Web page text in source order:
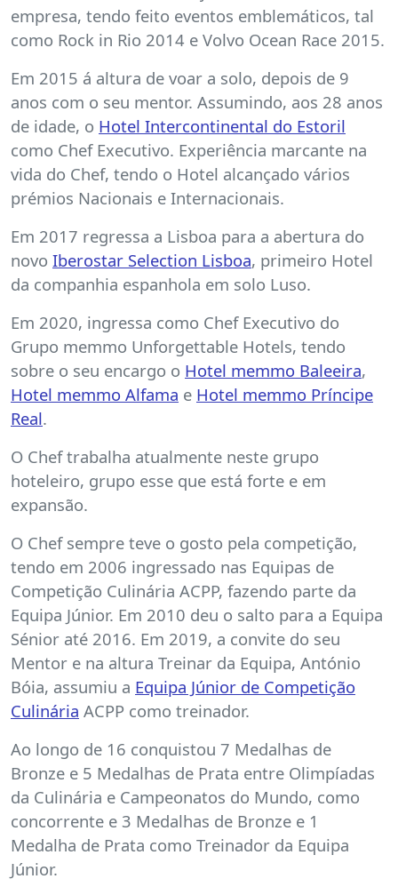
empresa, tendo feito eventos emblemáticos, tal
como Rock in Rio 2014 e Volvo Ocean Race 2015.
Em 2015 á altura de voar a solo, depois de 9
anos com o seu mentor. Assumindo, aos 28 anos
de idade, o Hotel Intercontinental do Estoril
como Chef Executivo. Experiência marcante na
vida do Chef, tendo o Hotel alcançado vários
prémios Nacionais e Internacionais.
Em 2017 regressa a Lisboa para a abertura do
novo Iberostar Selection Lisboa, primeiro Hotel
da companhia espanhola em solo Luso.
Em 2020, ingressa como Chef Executivo do
Grupo memmo Unforgettable Hotels, tendo
sobre o seu encargo o Hotel memmo Baleeira,
Hotel memmo Alfama e Hotel memmo Príncipe
Real.
O Chef trabalha atualmente neste grupo
hoteleiro, grupo esse que está forte e em
expansão.
O Chef sempre teve o gosto pela competição,
tendo em 2006 ingressado nas Equipas de
Competição Culinária ACPP, fazendo parte da
Equipa Júnior. Em 2010 deu o salto para a Equipa
Sénior até 2016. Em 2019, a convite do seu
Mentor e na altura Treinar da Equipa, António
Bóia, assumiu a Equipa Júnior de Competição
Culinária ACPP como treinador.
Ao longo de 16 conquistou 7 Medalhas de
Bronze e 5 Medalhas de Prata entre Olimpíadas
da Culinária e Campeonatos do Mundo, como
concorrente e 3 Medalhas de Bronze e 1
Medalha de Prata como Treinador da Equipa
Júnior.